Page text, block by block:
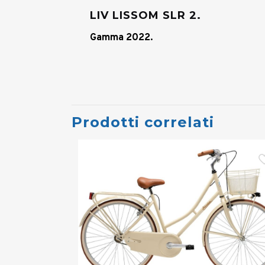
LIV LISSOM SLR 2.
Gamma 2022.
Prodotti correlati